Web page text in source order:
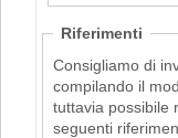
Riferimenti
Consigliamo di
compilando il
tuttavia possibile
seguenti